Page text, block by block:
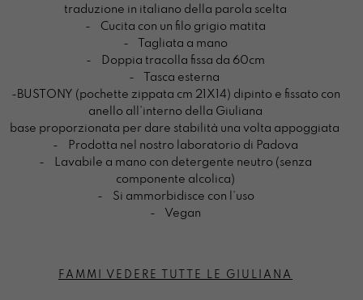
traduzione in italiano della parola scelta
- Cucita con un filo grigio matita
- Tagliata a mano
- Doppia tracolla fissa da 60cm
- Tasca esterna
-BUSTONY (pochette zippata cm 21X14) dipinto e fissato con
anello all’interno della Giuliana
base proporzionata per dare stabilità una volta appoggiata
- Prodotta nel nostro laboratorio di Padova
- Lavabile a mano con detergente neutro (senza
componente alcolica)
- Si ammorbidisce con l’uso
- Vegan
FAMMI VEDERE TUTTE LE GIULIANA